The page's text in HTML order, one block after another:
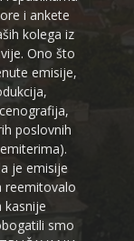
i ankete
kolega iz
Ono što
emisije,
poslovnih
je emisije
reemitovalo
kasnije
smo